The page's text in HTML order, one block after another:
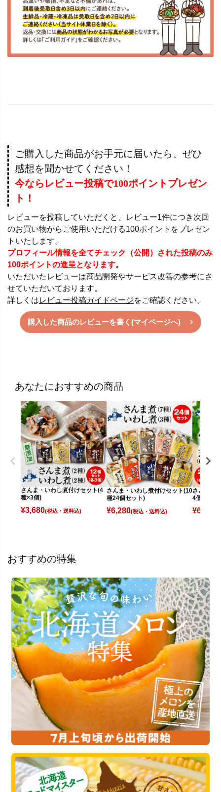
ご購入した商品がお手元に届いたら、ぜひ
感想を聞かせてください！
今ならレビュー投稿で100ポイントプレゼン
ト！
レビューを投稿していただくと、レビュー1件につき次回
のお買い物からご使用いただける100ポイントをプレゼン
トいたします。
プロフィール情報を全てチェック（公開）された投稿のみ
100ポイントの進呈となります。
いただいたレビューは商品開発やサービス改善の参考にさ
せていただいております。
詳しくはレビュー投稿ガイドページをご確認ください。
購入した商品のレビューを書く(マイページへ)
あなたにおすすめの商品
さんま・いわし煮付けセット(4
種×3個)
¥3,680(税込)
さんま・いわし煮付けセット(10
種24個セット)
¥6,280(税込)
さんまの
4個）
¥6,380
おすすめの特集